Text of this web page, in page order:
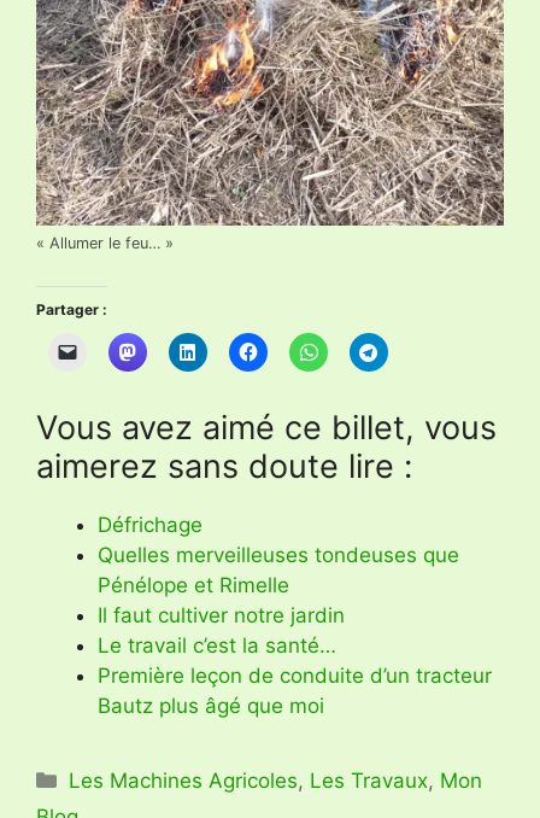
« Allumer le feu… »
Partager :
Vous avez aimé ce billet, vous
aimerez sans doute lire :
Défrichage
Quelles merveilleuses tondeuses que
Pénélope et Rimelle
Il faut cultiver notre jardin
Le travail c’est la santé…
Première leçon de conduite d’un tracteur
Bautz plus âgé que moi
Catégories
Les Machines Agricoles, Les Travaux, Mon